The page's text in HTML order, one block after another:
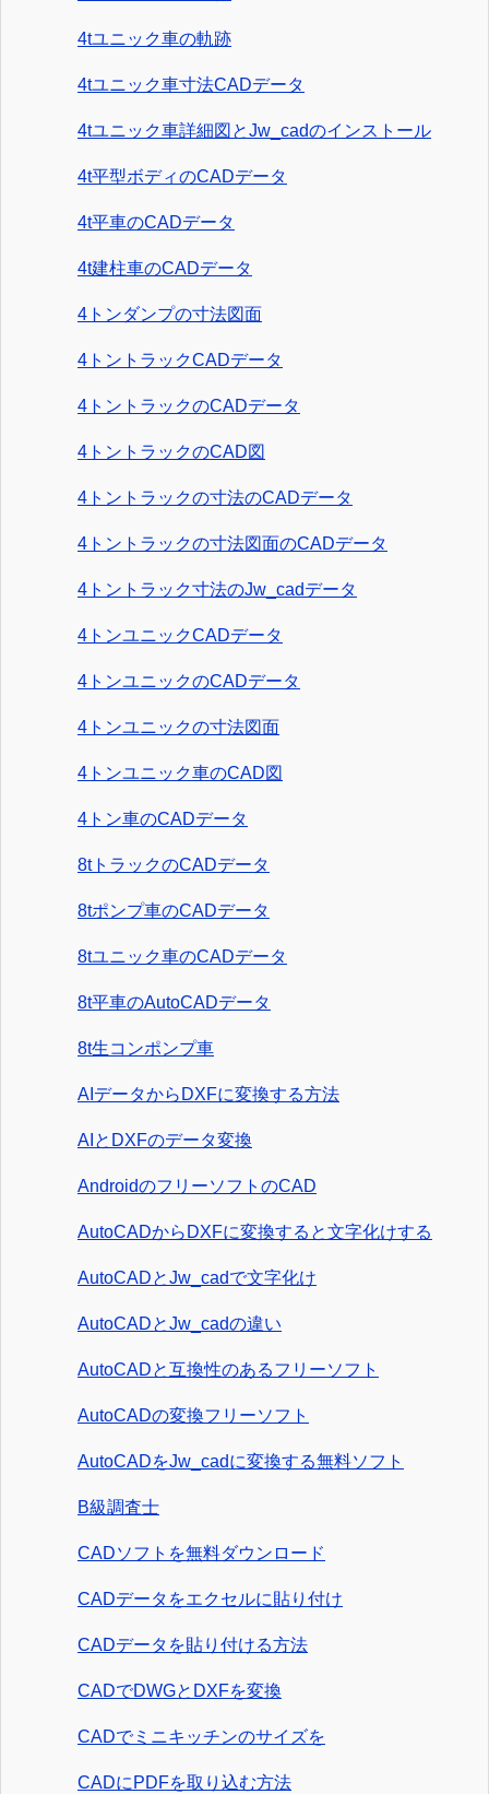
4tユニック車の軌跡
4tユニック車寸法CADデータ
4tユニック車詳細図とJw_cadのインストール
4t平型ボディのCADデータ
4t平車のCADデータ
4t建柱車のCADデータ
4トンダンプの寸法図面
4トントラックCADデータ
4トントラックのCADデータ
4トントラックのCAD図
4トントラックの寸法のCADデータ
4トントラックの寸法図面のCADデータ
4トントラック寸法のJw_cadデータ
4トンユニックCADデータ
4トンユニックのCADデータ
4トンユニックの寸法図面
4トンユニック車のCAD図
4トン車のCADデータ
8tトラックのCADデータ
8tポンプ車のCADデータ
8tユニック車のCADデータ
8t平車のAutoCADデータ
8t生コンポンプ車
AIデータからDXFに変換する方法
AIとDXFのデータ変換
AndroidのフリーソフトのCAD
AutoCADからDXFに変換すると文字化けする
AutoCADとJw_cadで文字化け
AutoCADとJw_cadの違い
AutoCADと互換性のあるフリーソフト
AutoCADの変換フリーソフト
AutoCADをJw_cadに変換する無料ソフト
B級調査士
CADソフトを無料ダウンロード
CADデータをエクセルに貼り付け
CADデータを貼り付ける方法
CADでDWGとDXFを変換
CADでミニキッチンのサイズを
CADにPDFを取り込む方法